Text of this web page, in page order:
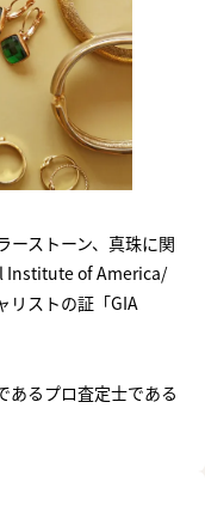
ーストーン、真珠に関
Institute of America/
リストの証「GIA
あるプロ査定士である